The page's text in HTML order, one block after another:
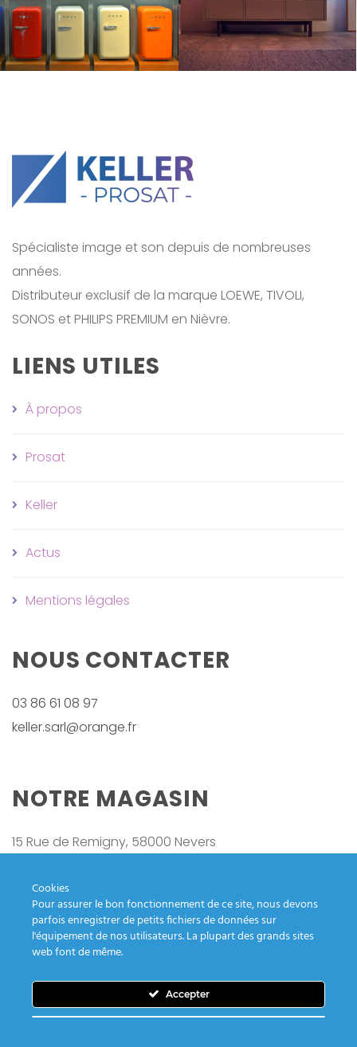
Spécialiste image et son depuis de nombreuses
années.
Distributeur exclusif de la marque LOEWE, TIVOLI,
SONOS et PHILIPS PREMIUM en Nièvre.
LIENS UTILES
À propos
Prosat
Keller
Actus
Mentions légales
NOUS CONTACTER
03 86 61 08 97
keller.sarl@orange.fr
NOTRE MAGASIN
15 Rue de Remigny, 58000 Nevers
© COPYRIGHT 2021 - TOUS DROITS RÉSERVÉS -
AGENCE MYCOM
Cookies
Pour assurer le bon fonctionnement de ce site, nous devons
parfois enregistrer de petits fichiers de données sur
l'équipement de nos utilisateurs. La plupart des grands sites
web font de même.
Accepter